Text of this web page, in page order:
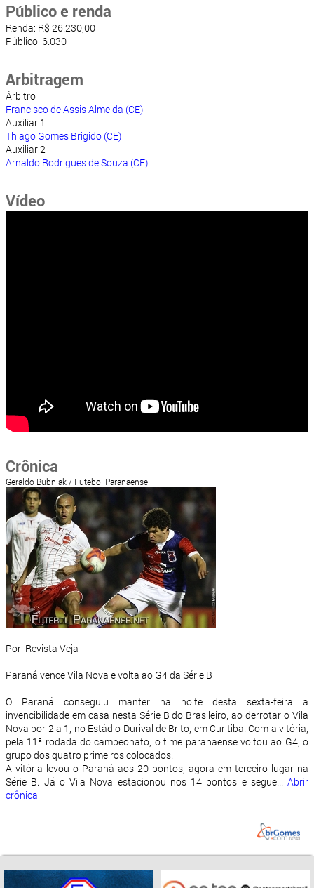
Público e renda
Renda: R$ 26.230,00
Público: 6.030
Arbitragem
Árbitro
Francisco de Assis Almeida (CE)
Auxiliar 1
Thiago Gomes Brigido (CE)
Auxiliar 2
Arnaldo Rodrigues de Souza (CE)
Vídeo
Crônica
Geraldo Bubniak / Futebol Paranaense
Por: Revista Veja
Paraná vence Vila Nova e volta ao G4 da Série B
O Paraná conseguiu manter na noite desta sexta-feira a
invencibilidade em casa nesta Série B do Brasileiro, ao derrotar o Vila
Nova por 2 a 1, no Estádio Durival de Brito, em Curitiba. Com a vitória,
pela 11ª rodada do campeonato, o time paranaense voltou ao G4, o
grupo dos quatro primeiros colocados.
A vitória levou o Paraná aos 20 pontos, agora em terceiro lugar na
Série B. Já o Vila Nova estacionou nos 14 pontos e segue... Abrir
crônica